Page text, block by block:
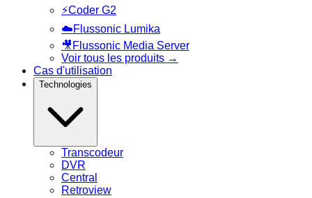
⚡Coder G2
☁️Flussonic Lumika
🎥 Flussonic Media Server
Voir tous les produits →
Cas d'utilisation
Technologies
Transcodeur
DVR
Central
Retroview